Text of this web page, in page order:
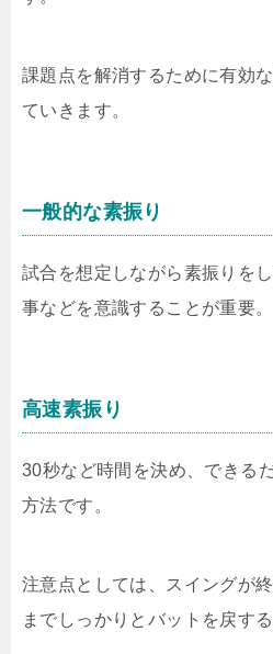
課題点を解消するために有効
ていきます。
一般的な素振り
試合を想定しながら素振りを
事などを意識することが重要。
高速素振り
30秒など時間を決め、できる
方法です。
注意点としては、スイングが
までしっかりとバットを戻する